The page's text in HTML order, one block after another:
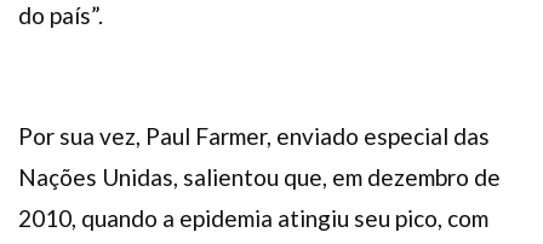
do país”.
Por sua vez, Paul Farmer, enviado especial das
Nações Unidas, salientou que, em dezembro de
2010, quando a epidemia atingiu seu pico, com